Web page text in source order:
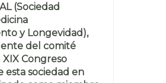
(Sociedad
y Longevidad),
del comité
Congreso
esta sociedad en